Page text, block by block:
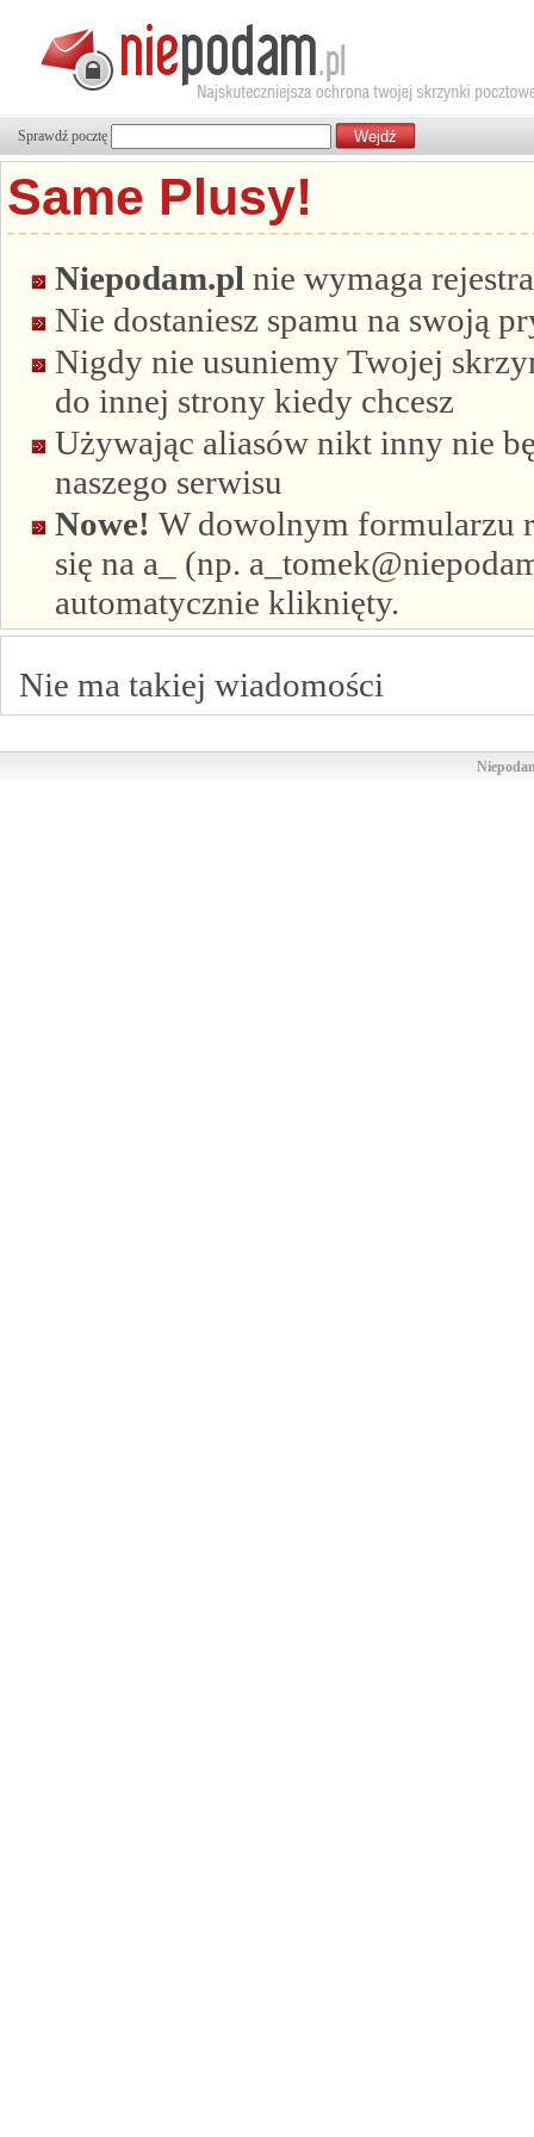
Sprawdź pocztę
Same Plusy!
Niepodam.pl nie wymaga
Nie dostaniesz spamu na swoją
Nigdy nie usuniemy Twojej
do innej strony kiedy chcesz
Używając aliasów nikt inny nie
naszego serwisu
Nowe! W dowolnym formularzu
się na a_ (np.
automatycznie kliknięty.
Nie ma takiej wiadomości